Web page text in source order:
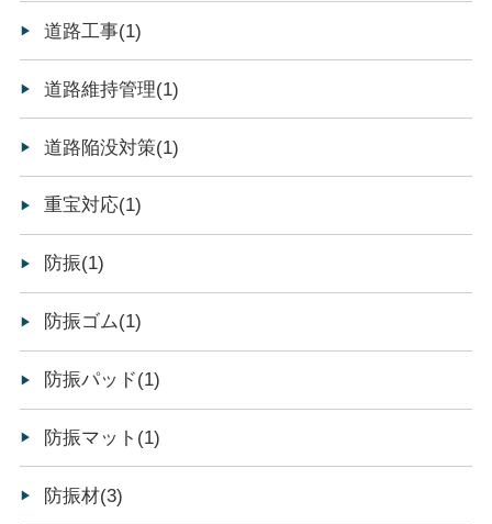
道路工事(1)
道路維持管理(1)
道路陥没対策(1)
重宝対応(1)
防振(1)
防振ゴム(1)
防振パッド(1)
防振マット(1)
防振材(3)